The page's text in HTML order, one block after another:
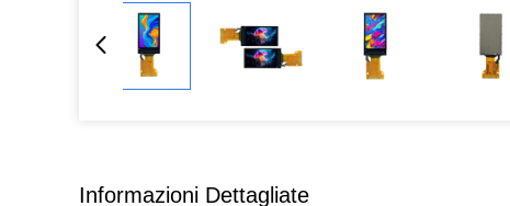
Informazioni Dettagliate